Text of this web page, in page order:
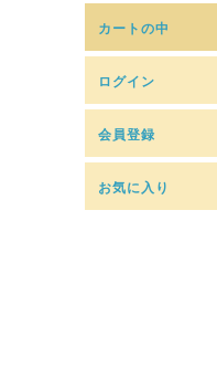
カートの中
ログイン
会員登録
お気に入り